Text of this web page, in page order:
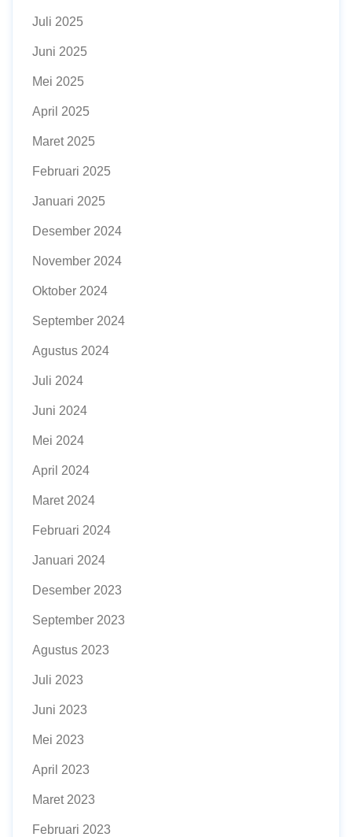
Juli 2025
Juni 2025
Mei 2025
April 2025
Maret 2025
Februari 2025
Januari 2025
Desember 2024
November 2024
Oktober 2024
September 2024
Agustus 2024
Juli 2024
Juni 2024
Mei 2024
April 2024
Maret 2024
Februari 2024
Januari 2024
Desember 2023
September 2023
Agustus 2023
Juli 2023
Juni 2023
Mei 2023
April 2023
Maret 2023
Februari 2023